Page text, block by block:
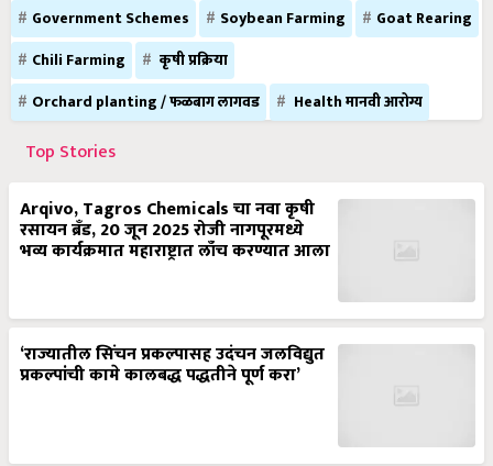
Government Schemes Soybean Farming
Goat Rearing
Chili Farming
कृषी प्रक्रिया
Orchard planting / फळबाग लागवड
Health मानवी आरोग्य
Top Stories
Arqivo, Tagros Chemicals चा नवा कृषी
रसायन ब्रँड, 20 जून 2025 रोजी नागपूरमध्ये
भव्य कार्यक्रमात महाराष्ट्रात लाँच करण्यात आला
‘राज्यातील सिंचन प्रकल्पासह उदंचन जलविद्युत
प्रकल्पांची कामे कालबद्ध पद्धतीने पूर्ण करा’